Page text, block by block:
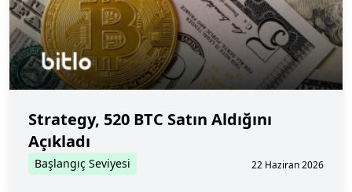
Strategy, 520 BTC Satın Aldığını
Açıkladı
Başlangıç Seviyesi 22 Haziran 2026